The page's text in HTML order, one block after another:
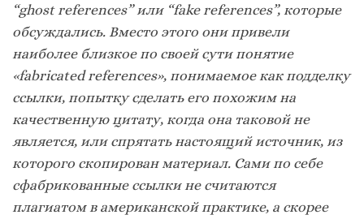
“ghost references” или “fake references”, которые
обсуждались. Вместо этого они привели
наиболее близкое по своей сути понятие
«fabricated references», понимаемое как подделку
ссылки, попытку сделать его похожим на
качественную цитату, когда она таковой не
является, или спрятать настоящий источник, из
которого скопирован материал. Сами по себе
сфабрикованные ссылки не считаются
плагиатом в американской практике, а скорее